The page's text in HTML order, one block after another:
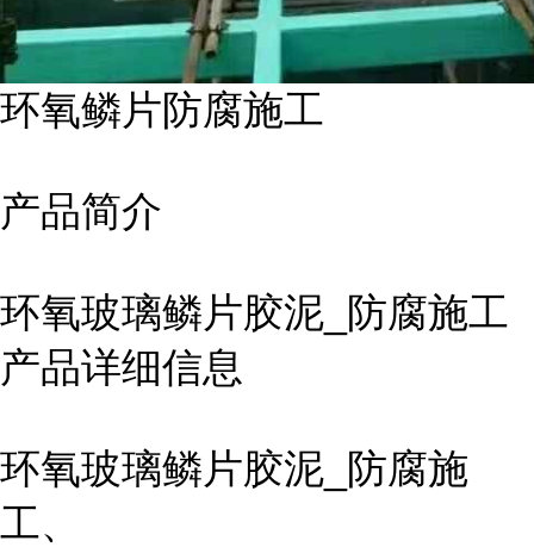
环氧鳞片防腐施工
产品简介
环氧玻璃鳞片胶泥_防腐施工
产品详细信息
环氧玻璃鳞片胶泥_防腐施
工、